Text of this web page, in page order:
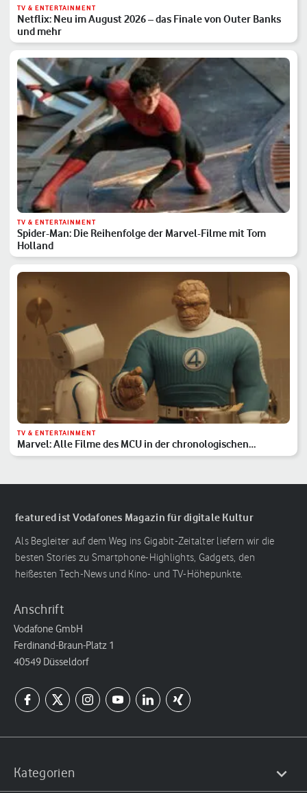
TV & ENTERTAINMENT
Netflix: Neu im August 2026 – das Finale von Outer Banks
und mehr
TV & ENTERTAINMENT
Spider-Man: Die Reihenfolge der Marvel-Filme mit Tom
Holland
TV & ENTERTAINMENT
Marvel: Alle Filme des MCU in der chronologischen
Reihenfolge
featured ist Vodafones Magazin für digitale Kultur
Als Begleiter auf dem Weg ins Gigabit-Zeitalter liefern wir die
besten Stories zu Smartphone-Highlights, Gadgets, den
heißesten Tech-News und Kino- und TV-Höhepunkte.
Anschrift
Vodafone GmbH
Ferdinand-Braun-Platz 1
40549 Düsseldorf
Kategorien